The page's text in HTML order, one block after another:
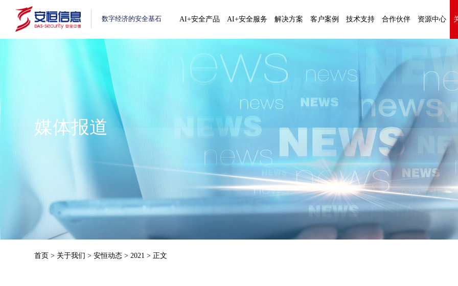
数字经济的安全基石 AI+安全产品 AI+安全服务 解决方案 客户案例 技术支持 合作伙伴 资源中心
媒体报道
首页 > 关于我们 >安恒动态 >2021 > 正文